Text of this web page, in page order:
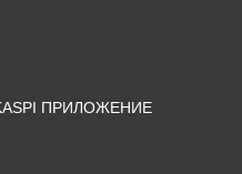
ПРИЛОЖЕНИЕ